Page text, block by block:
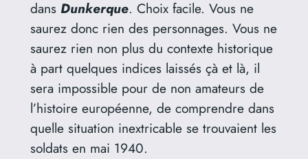
dans Dunkerque. Choix facile. Vous ne
saurez donc rien des personnages. Vous ne
saurez rien non plus du contexte historique
à part quelques indices laissés çà et là, il
sera impossible pour de non amateurs de
l’histoire européenne, de comprendre dans
quelle situation inextricable se trouvaient les
soldats en mai 1940.